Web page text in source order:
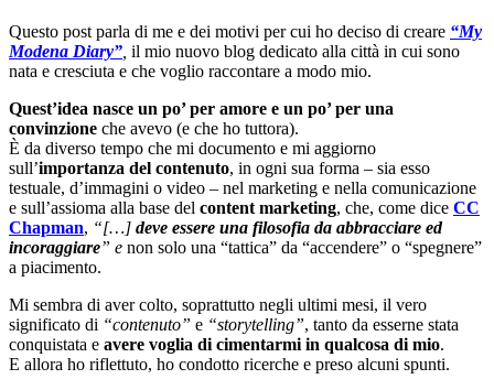
Questo post parla di me e dei motivi per cui ho deciso di creare “My
Modena Diary” il mio nuovo blog dedicato alla città in cui sono
nata e cresciuta e che voglio raccontare a modo mio.
Quest’idea nasce un po’ per amore e un po’ per una
convinzione che avevo (e che ho tuttora).
È da diverso tempo che mi documento e mi aggiorno
sull’importanza del contenuto, in ogni sua forma – sia esso
testuale, d’immagini o video – nel marketing e nella comunicazione
e sull’assioma alla base del content marketing, che, come dice CC
Chapman, “[…] deve essere una filosofia da abbracciare ed
incoraggiare” e non solo una “tattica” da “accendere” o “spegnere”
a piacimento.
Mi sembra di aver colto, soprattutto negli ultimi mesi, il vero
significato di “contenuto” e “storytelling”, tanto da esserne stata
conquistata e avere voglia di cimentarmi in qualcosa di mio.
E allora ho riflettuto, ho condotto ricerche e preso alcuni spunti.